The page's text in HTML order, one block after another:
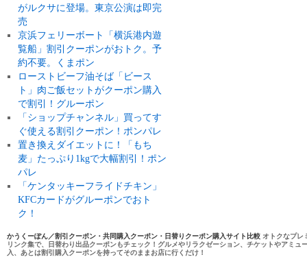
がルクサに登場。東京公演は即完
売
京浜フェリーボート「横浜港内遊
覧船」割引クーポンがおトク。予
約不要。くまポン
ローストビーフ油そば「ビース
ト」肉ご飯セットがクーポン購入
で割引！グルーポン
「ショップチャンネル」買ってす
ぐ使える割引クーポン！ポンパレ
置き換えダイエットに！「もち
麦」たっぷり1kgで大幅割引！ポン
パレ
「ケンタッキーフライドチキン」
KFCカードがグルーポンでおト
ク！
かうくーぽん／割引クーポン・共同購入クーポン・日替りクーポン購入サイト比較 オトクなプレ
リンク集で、日替わり出品クーポンもチェック！グルメやリラクゼーション、チケットやアミ
入、あとは割引購入クーポンを持ってそのままお店に行くだけ！